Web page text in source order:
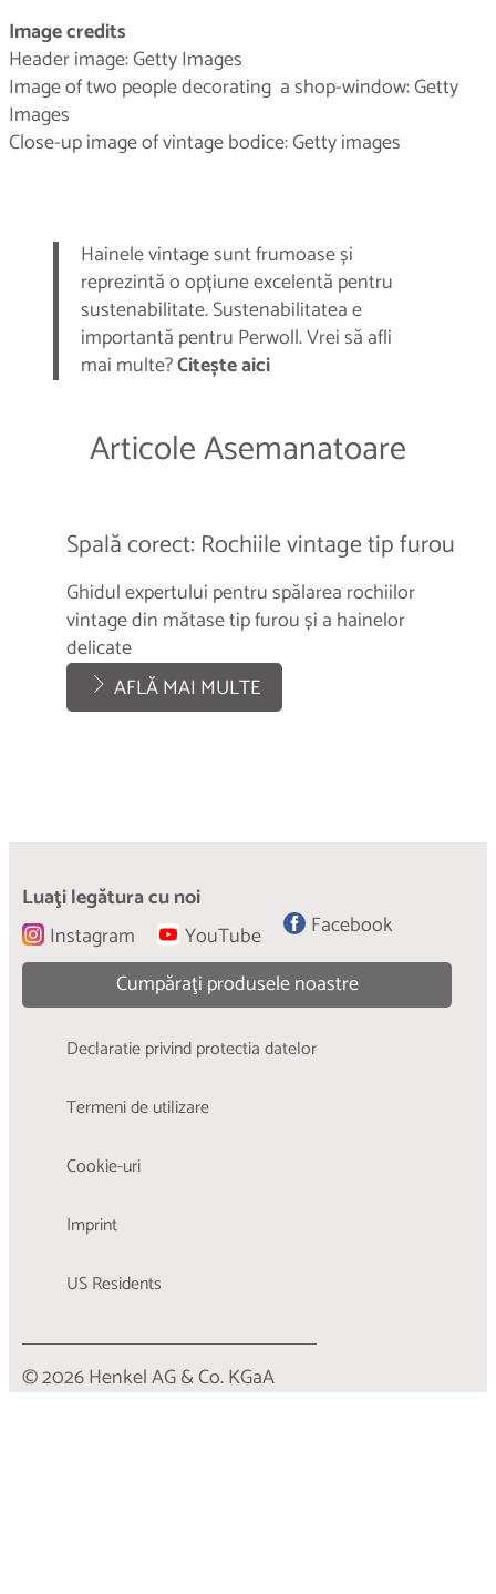
Image credits
Header image: Getty Images
Image of two people decorating a shop-window: Getty
Images
Close-up image of vintage bodice: Getty images
Hainele vintage sunt frumoase și
reprezintă o opțiune excelentă pentru
sustenabilitate. Sustenabilitatea e
importantă pentru Perwoll. Vrei să afli
mai multe?Citește aici
Articole Asemanatoare
Spală corect: Rochiile vintage tip furou
Ghidul expertului pentru spălarea rochiilor
vintage din mătase tip furou și a hainelor
delicate
AFLĂ MAI MULTE
Cum restaurezi blugii rupți folosind o veche
filosofie japoneză.
AFLĂ MAI MULTE
transformă-le
AFLĂ MAI MULTE
Luaţi legătura cu noi
Instagram
YouTube
Facebook
Cumpăraţi produsele noastre
Declaratie privind protectia datelor
Termeni de utilizare
Cookie-uri
Imprint
US Residents
© 2026 Henkel AG & Co. KGaA